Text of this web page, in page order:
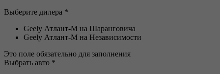
Выберите дилера *
Geely Атлант-М на Шаранговича
Geely Атлант-М на Независимости
Это поле обязательно для заполнения
Выбрать авто *